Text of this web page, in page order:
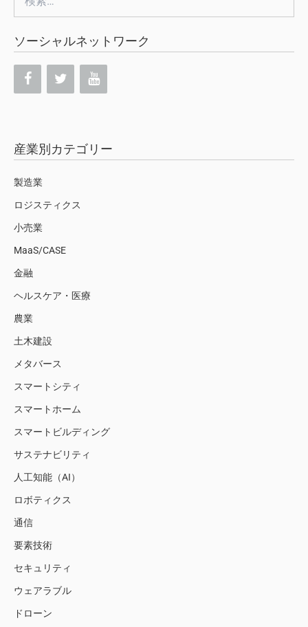
索:
ソーシャルネットワーク
産業別カテゴリー
製造業
ロジスティクス
小売業
MaaS/CASE
金融
ヘルスケア・医療
農業
土木建設
メタバース
スマートシティ
スマートホーム
スマートビルディング
サステナビリティ
人工知能（AI）
ロボティクス
通信
要素技術
セキュリティ
ウェアラブル
ドローン